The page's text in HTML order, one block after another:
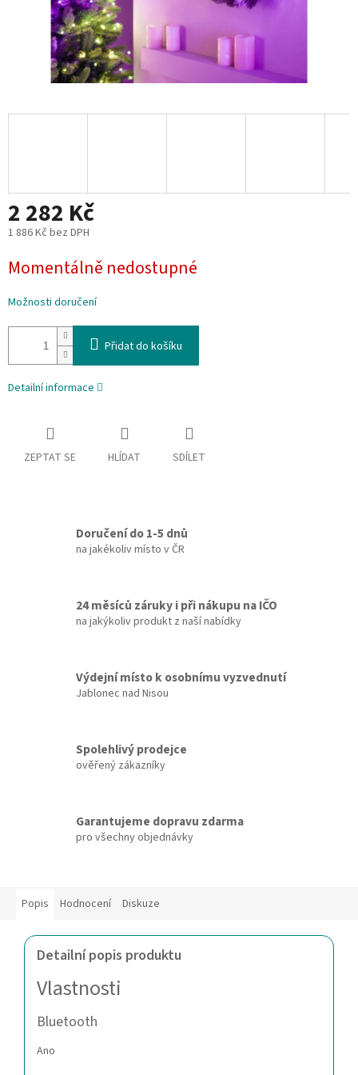
2 282 Kč
1 886 Kč bez DPH
cena:
Momentálně nedostupné
Možnosti doručení
Přidat do košíku
Detailní informace
ZEPTAT SE HLÍDAT SDÍLET
Doručení do 1-5 dnů
na jakékoliv místo v ČR
24 měsíců záruky i při nákupu na IČO
na jakýkoliv produkt z naší nabídky
Výdejní místo k osobnímu vyzvednutí
Jablonec nad Nisou
Spolehlivý prodejce
ověřený zákazníky
Garantujeme dopravu zdarma
pro všechny objednávky
Popis Hodnocení Diskuze
Detailní popis produktu
Vlastnosti
Bluetooth
Ano